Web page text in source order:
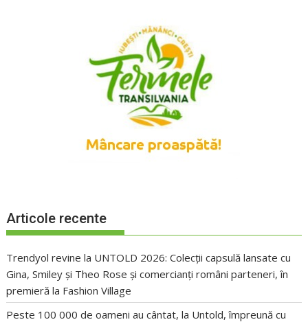
Articole recente
Trendyol revine la UNTOLD 2026: Colecții capsulă lansate cu
Gina, Smiley și Theo Rose și comercianți români parteneri, în
premieră la Fashion Village
Peste 100 000 de oameni au cântat, la Untold, împreună cu